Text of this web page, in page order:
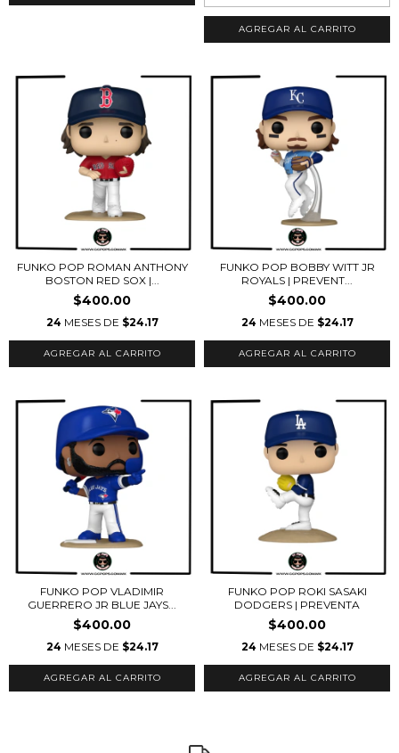
FUNKO POP ROMAN ANTHONY
BOSTON RED SOX |...
$400.00
24 MESES DE $24.17
FUNKO POP BOBBY WITT JR
ROYALS | PREVENT...
$400.00
24 MESES DE $24.17
FUNKO POP VLADIMIR
GUERRERO JR BLUE JAYS...
$400.00
24 MESES DE $24.17
FUNKO POP ROKI SASAKI
DODGERS | PREVENTA
$400.00
24 MESES DE $24.17